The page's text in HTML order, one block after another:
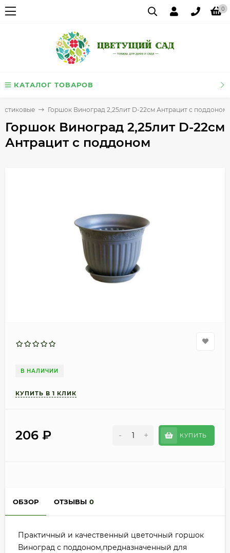
0
КАТАЛОГ ТОВАРОВ
Горшок Виноград 2,25лит D-22см Антрацит с поддоном
Горшок Виноград 2,25лит D-22см
Антрацит с поддоном
В НАЛИЧИИ
206 ₽ - + КУПИТЬ
ОБЗОР ОТЗЫВЫ 0
Практичный и качественный цветочный горшок
Виноград с поддоном,предназначенный для